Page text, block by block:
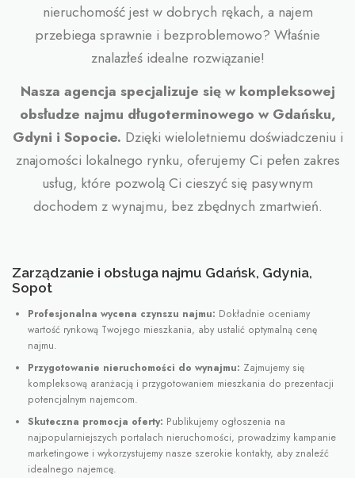
nieruchomość jest w dobrych rękach, a najem
przebiega sprawnie i bezproblemowo? Właśnie
znalazłeś idealne rozwiązanie!
Nasza agencja specjalizuje się w kompleksowej
obsłudze najmu długoterminowego w Gdańsku,
Gdyni i Sopocie. Dzięki wieloletniemu doświadczeniu i
znajomości lokalnego rynku, oferujemy Ci pełen zakres
usług, które pozwolą Ci cieszyć się pasywnym
dochodem z wynajmu, bez zbędnych zmartwień.
Zarządzanie i obsługa najmu Gdańsk, Gdynia,
Sopot
Profesjonalna wycena czynszu najmu: Dokładnie oceniamy
wartość rynkową Twojego mieszkania, aby ustalić optymalną cenę
najmu.
Przygotowanie nieruchomości do wynajmu: Zajmujemy się
kompleksową aranżacją i przygotowaniem mieszkania do prezentacji
potencjalnym najemcom.
Skuteczna promocja oferty: Publikujemy ogłoszenia na
najpopularniejszych portalach nieruchomości, prowadzimy kampanie
marketingowe i wykorzystujemy nasze szerokie kontakty, aby znaleźć
idealnego najemcę.